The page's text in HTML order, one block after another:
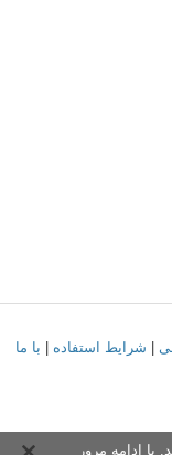
شرایط استفاده
با ما
ادامه مرور